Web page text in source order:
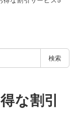
検索
な割引